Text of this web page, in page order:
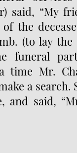
said, “My
the
(to lay
funeral
Mr.
a search.
and said,